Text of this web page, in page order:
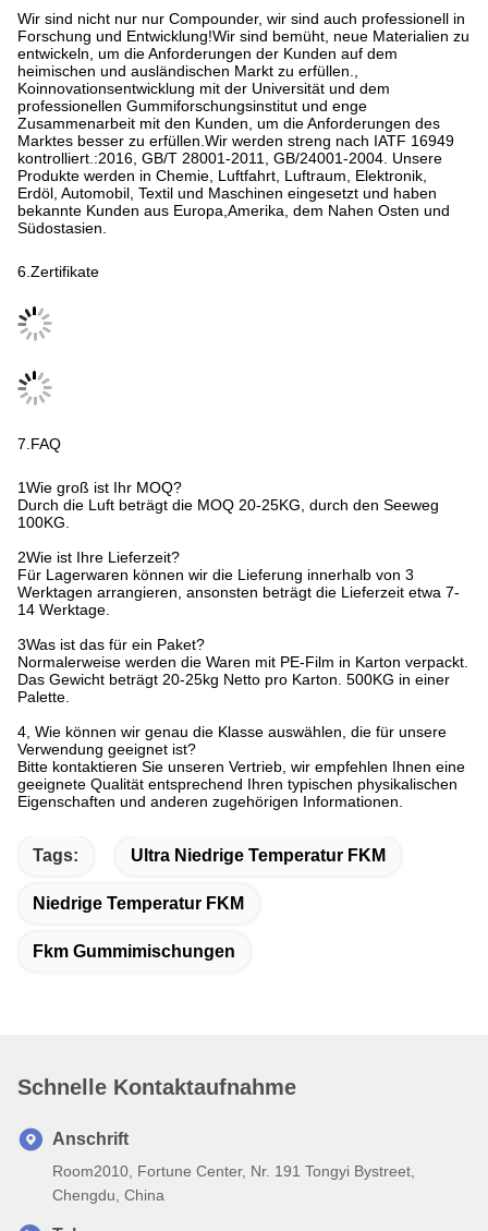
Wir sind nicht nur nur Compounder, wir sind auch professionell in
Forschung und Entwicklung!Wir sind bemüht, neue Materialien zu
entwickeln, um die Anforderungen der Kunden auf dem
heimischen und ausländischen Markt zu erfüllen.,
Koinnovationsentwicklung mit der Universität und dem
professionellen Gummiforschungsinstitut und enge
Zusammenarbeit mit den Kunden, um die Anforderungen des
Marktes besser zu erfüllen.Wir werden streng nach IATF 16949
kontrolliert.:2016, GB/T 28001-2011, GB/24001-2004. Unsere
Produkte werden in Chemie, Luftfahrt, Luftraum, Elektronik,
Erdöl, Automobil, Textil und Maschinen eingesetzt und haben
bekannte Kunden aus Europa,Amerika, dem Nahen Osten und
Südostasien.
6.Zertifikate
7.FAQ
1Wie groß ist Ihr MOQ?
Durch die Luft beträgt die MOQ 20-25KG, durch den Seeweg
100KG.
2Wie ist Ihre Lieferzeit?
Für Lagerwaren können wir die Lieferung innerhalb von 3
Werktagen arrangieren, ansonsten beträgt die Lieferzeit etwa 7-
14 Werktage.
3Was ist das für ein Paket?
Normalerweise werden die Waren mit PE-Film in Karton verpackt.
Das Gewicht beträgt 20-25kg Netto pro Karton. 500KG in einer
Palette.
4, Wie können wir genau die Klasse auswählen, die für unsere
Verwendung geeignet ist?
Bitte kontaktieren Sie unseren Vertrieb, wir empfehlen Ihnen eine
geeignete Qualität entsprechend Ihren typischen physikalischen
Eigenschaften und anderen zugehörigen Informationen.
Tags: Ultra Niedrige Temperatur FKM
Niedrige Temperatur FKM
Fkm Gummimischungen
Schnelle Kontaktaufnahme
Anschrift
Room2010, Fortune Center, Nr. 191 Tongyi Bystreet,
Chengdu, China
Tel.